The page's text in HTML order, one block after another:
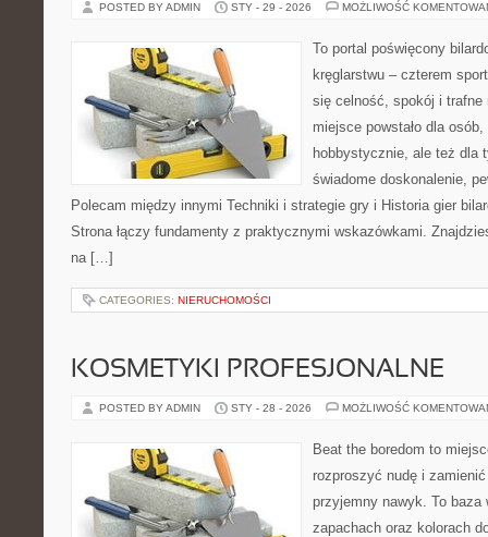
POSTED BY ADMIN STY - 29 - 2026 MOŻLIWOŚĆ
To portal poświęcony
kręglarstwu – czterem
się celność, spokój i trafne
miejsce powstało dla
hobbystycznie, ale też dla
świadome doskonalenie,
Polecam między innymi Techniki i strategie gry i Historia gier
Strona łączy fundamenty z praktycznymi wskazówkami.
na […]
CATEGORIES: NIERUCHOMOŚCI
KOSMETYKI PROFESJONALNE
POSTED BY ADMIN STY - 28 - 2026 MOŻLIWOŚĆ
Beat the boredom to
rozproszyć nudę i
przyjemny nawyk. To baza
zapachach oraz kolorach